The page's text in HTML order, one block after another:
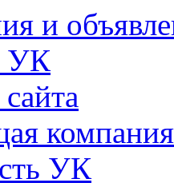
и
УК
компания
УК